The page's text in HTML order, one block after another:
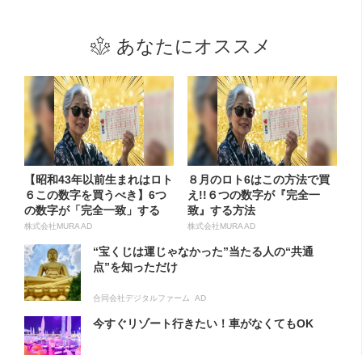
あなたにオススメ
【昭和43年以前生まれはロト
６この数字を買うべき】6つ
の数字が「完全一致」する
方...
株式会社MURA AD
８月のロト6はこの方法で買
え!!６つの数字が『完全一
致』する方法
株式会社MURA AD
“宝くじは運じゃなかった”当たる人の“共通
点”を知っただけ
合同会社デジタルファーム AD
今すぐリゾート行きたい！車がなくてもOK